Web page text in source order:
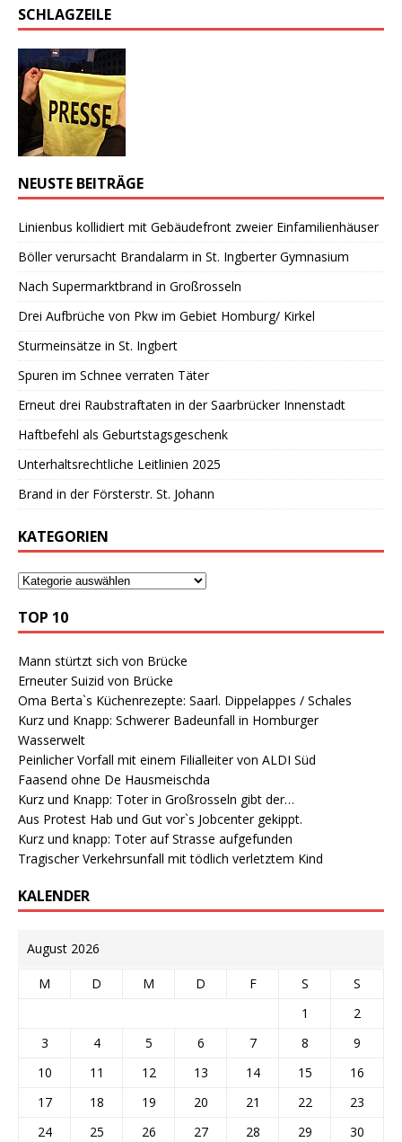
SCHLAGZEILE
NEUSTE BEITRÄGE
Linienbus kollidiert mit Gebäudefront zweier Einfamilienhäuser
Böller verursacht Brandalarm in St. Ingberter Gymnasium
Nach Supermarktbrand in Großrosseln
Drei Aufbrüche von Pkw im Gebiet Homburg/ Kirkel
Sturmeinsätze in St. Ingbert
Spuren im Schnee verraten Täter
Erneut drei Raubstraftaten in der Saarbrücker Innenstadt
Haftbefehl als Geburtstagsgeschenk
Unterhaltsrechtliche Leitlinien 2025
Brand in der Försterstr. St. Johann
KATEGORIEN
TOP 10
Mann stürtzt sich von Brücke
Erneuter Suizid von Brücke
Oma Berta`s Küchenrezepte: Saarl. Dippelappes / Schales
Kurz und Knapp: Schwerer Badeunfall in Homburger
Wasserwelt
Peinlicher Vorfall mit einem Filialleiter von ALDI Süd
Faasend ohne De Hausmeischda
Kurz und Knapp: Toter in Großrosseln gibt der…
Aus Protest Hab und Gut vor`s Jobcenter gekippt.
Kurz und knapp: Toter auf Strasse aufgefunden
Tragischer Verkehrsunfall mit tödlich verletztem Kind
KALENDER
August 2026
M D M D F S
S
1
2
3
4 5 6 7 8
9
10
11 12 13 14 15
16
17
18 19 20 21 22
23
24
25 26 27 28 29
30